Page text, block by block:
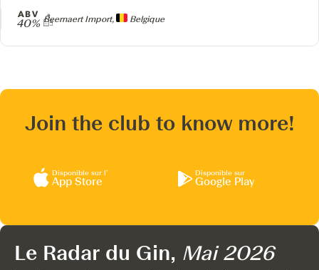
Producteur
Beernaert Import, Belgique
ABV
40%
Join the club to know more!
Disponible sur l’
App Store
Disponible sur
Google Play
Le Radar du Gin, Mai 2026